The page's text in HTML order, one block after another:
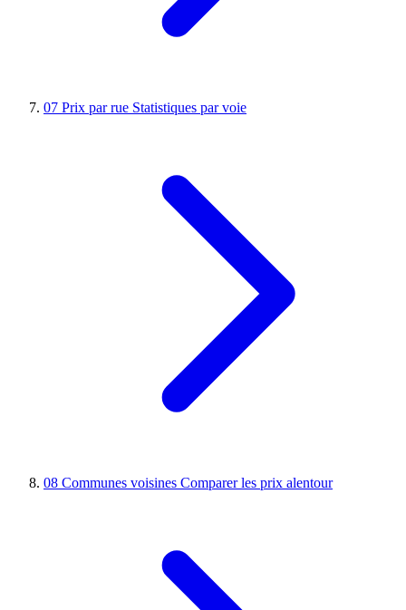
07 Prix par rue Statistiques par voie
08 Communes voisines Comparer les prix alentour